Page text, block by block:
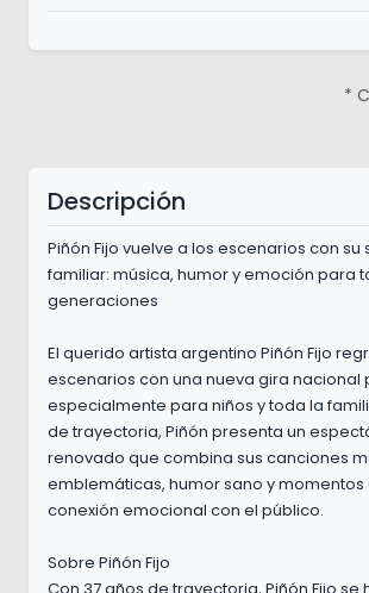
*
Descripción
Piñón Fijo vuelve a los escenarios con su
familiar: música, humor y emoción para
generaciones
El querido artista argentino Piñón Fijo
escenarios con una nueva gira nacional
especialmente para niños y toda la
de trayectoria, Piñón presenta un
renovado que combina sus canciones
emblemáticas, humor sano y
conexión emocional con el público.
Sobre Piñón Fijo